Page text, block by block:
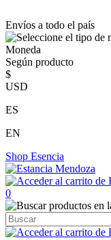
Envíos a todo el país
Moneda
Según producto
$
USD
ES
EN
Shop Esencia
0